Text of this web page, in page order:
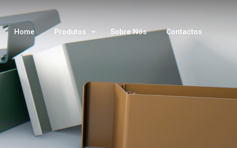
Home Produtos Sobre Nós Contactos